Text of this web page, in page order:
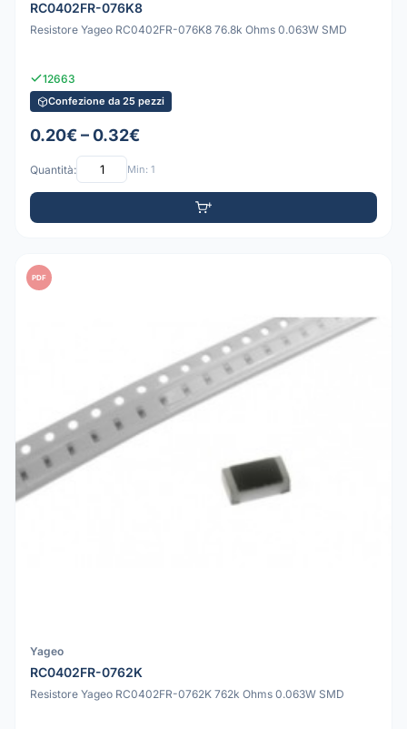
RC0402FR-076K8
Resistore Yageo RC0402FR-076K8 76.8k Ohms 0.063W SMD
12663
Confezione da 25 pezzi
0.20€ – 0.32€
Quantità: Min: 1
PDF
Yageo
RC0402FR-0762K
Resistore Yageo RC0402FR-0762K 762k Ohms 0.063W SMD